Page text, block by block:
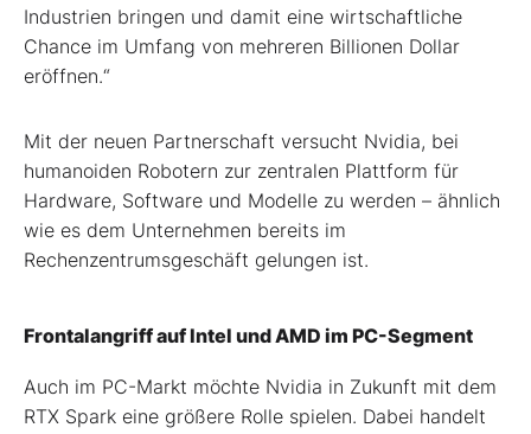
Industrien bringen und damit eine wirtschaftliche
Chance im Umfang von mehreren Billionen Dollar
eröffnen.“
Mit der neuen Partnerschaft versucht Nvidia, bei
humanoiden Robotern zur zentralen Plattform für
Hardware, Software und Modelle zu werden – ähnlich
wie es dem Unternehmen bereits im
Rechenzentrumsgeschäft gelungen ist.
Frontalangriff auf Intel und AMD im PC-Segment
Auch im PC-Markt möchte Nvidia in Zukunft mit dem
RTX Spark eine größere Rolle spielen. Dabei handelt